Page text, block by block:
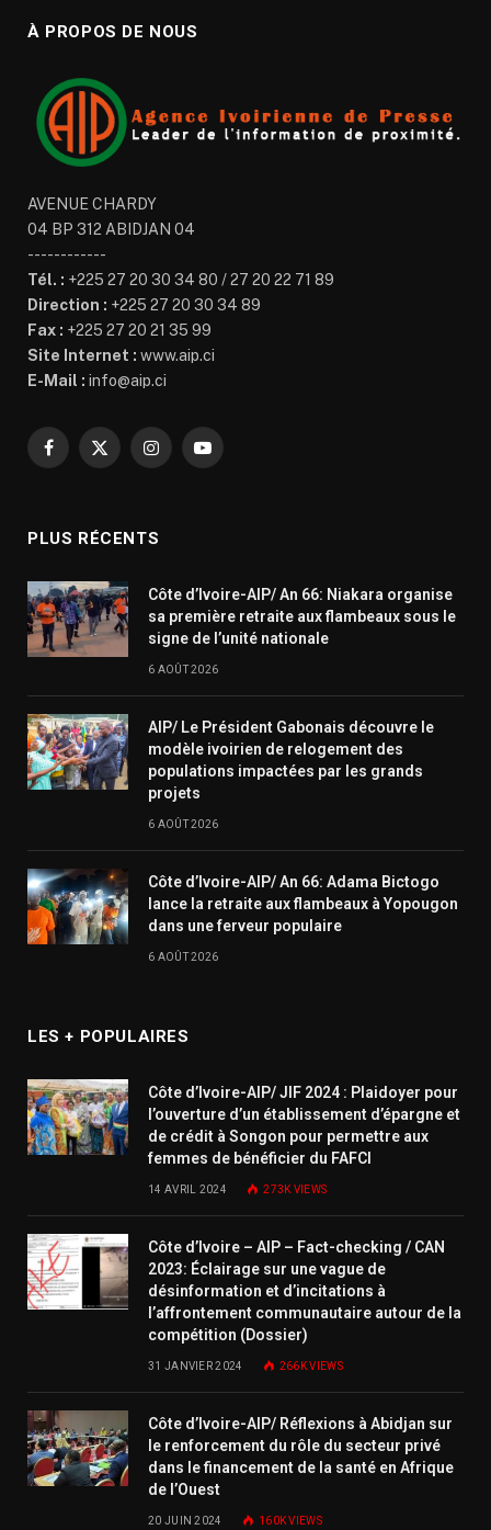
À PROPOS DE NOUS
AVENUE CHARDY
04 BP 312 ABIDJAN 04
------------
Tél. : +225 27 20 30 34 80 / 27 20 22 71 89
Direction : +225 27 20 30 34 89
Fax : +225 27 20 21 35 99
Site Internet : www.aip.ci
E-Mail : info@aip.ci
Facebook
X
InstagramYouTube
PLUS RÉCENTS
Côte d’Ivoire-AIP/ An 66: Niakara organise
sa première retraite aux flambeaux sous le
signe de l’unité nationale
6 AOÛT 2026
AIP/ Le Président Gabonais découvre le
modèle ivoirien de relogement des
populations impactées par les grands
projets
6 AOÛT 2026
Côte d’Ivoire-AIP/ An 66: Adama Bictogo
lance la retraite aux flambeaux à Yopougon
dans une ferveur populaire
6 AOÛT 2026
LES + POPULAIRES
Côte d’Ivoire-AIP/ JIF 2024 : Plaidoyer pour
l’ouverture d’un établissement d’épargne et
de crédit à Songon pour permettre aux
femmes de bénéficier du FAFCI
14 AVRIL 2024 273K VIEWS
Côte d’Ivoire – AIP – Fact-checking / CAN
2023: Éclairage sur une vague de
désinformation et d’incitations à
l’affrontement communautaire autour de la
compétition (Dossier)
31 JANVIER 2024 266KVIEWS
Côte d’Ivoire-AIP/ Réflexions à Abidjan sur
le renforcement du rôle du secteur privé
dans le financement de la santé en Afrique
de l’Ouest
20 JUIN 2024 160KVIEWS